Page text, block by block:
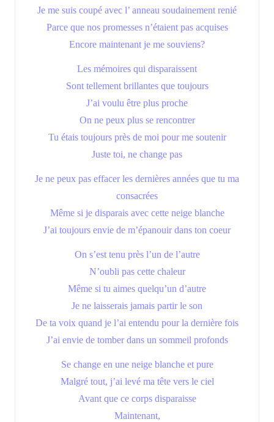
Je me suis coupé avec l’ anneau soudainement renié
Parce que nos promesses n’étaient pas acquises
Encore maintenant je me souviens?
Les mémoires qui disparaissent
Sont tellement brillantes que toujours
J’ai voulu être plus proche
On ne peux plus se rencontrer
Tu étais toujours près de moi pour me soutenir
Juste toi, ne change pas
Je ne peux pas effacer les dernières années que tu ma
consacrées
Même si je disparais avec cette neige blanche
J’ai toujours envie de m’épanouir dans ton coeur
On s’est tenu près l’un de l’autre
N’oubli pas cette chaleur
Même si tu aimes quelqu’un d’autre
Je ne laisserais jamais partir le son
De ta voix quand je l’ai entendu pour la dernière fois
J’ai envie de tomber dans un sommeil profonds
Se change en une neige blanche et pure
Malgré tout, j’ai levé ma tête vers le ciel
Avant que ce corps disparaisse
Maintenant,